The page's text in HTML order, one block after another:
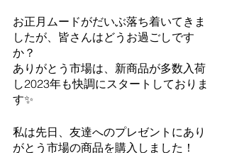
お正月ムードがだいぶ落ち着いてきま
したが、皆さんはどうお過ごしです
か？
ありがとう市場は、新商品が多数入荷
し2023年も快調にスタートしておりま
す✨
私は先日、友達へのプレゼントにあり
がとう市場の商品を購入しました！